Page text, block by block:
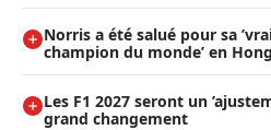
Norris a été salué pour sa
champion du monde’ en
Les F1 2027 seront un
grand changement